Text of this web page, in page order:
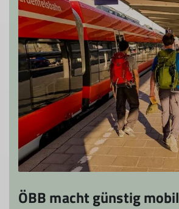
ÖBB macht günstig mobil